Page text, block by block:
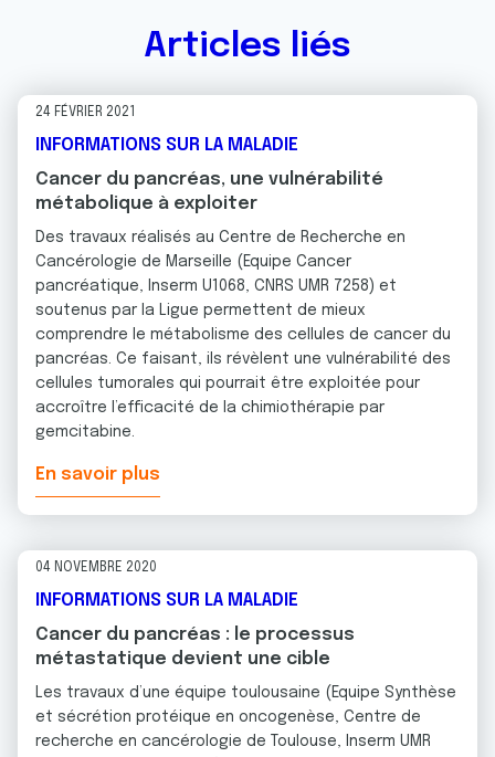
Articles liés
24 FÉVRIER 2021
INFORMATIONS SUR LA MALADIE
Cancer du pancréas, une vulnérabilité
métabolique à exploiter
Des travaux réalisés au Centre de Recherche en
Cancérologie de Marseille (Equipe Cancer
pancréatique, Inserm U1068, CNRS UMR 7258) et
soutenus par la Ligue permettent de mieux
comprendre le métabolisme des cellules de cancer du
pancréas. Ce faisant, ils révèlent une vulnérabilité des
cellules tumorales qui pourrait être exploitée pour
accroître l’efficacité de la chimiothérapie par
gemcitabine.
En savoir plus
04 NOVEMBRE 2020
INFORMATIONS SUR LA MALADIE
Cancer du pancréas : le processus
métastatique devient une cible
Les travaux d’une équipe toulousaine (Equipe Synthèse
et sécrétion protéique en oncogenèse, Centre de
recherche en cancérologie de Toulouse, Inserm UMR